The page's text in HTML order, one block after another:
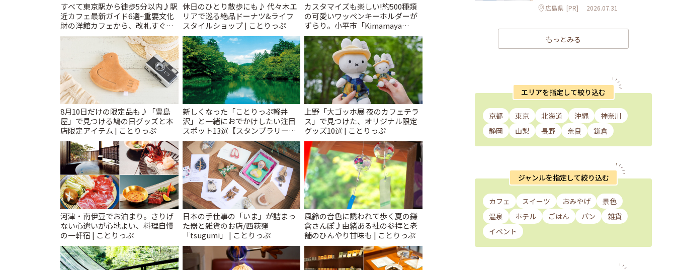
すべて東京駅から徒歩5分以内♪駅
近カフェ最新ガイド6選~重要文化
財の洋館カフェから、改札すぐの
レトロ喫茶まで~ | ことりっぷ
休日のひとり散歩にも♪ 代々木エ
リアで巡る絶品ドーナツ&ライフ
スタイルショップ | ことりっぷ
カスタマイズも楽しい!約500種類
の可愛いワッペンキーホルダーが
ずらり。小平市「Kimamaya
T&K」 | ことりっぷ
8月10日だけの限定品も♪「豊島
屋」で見つける鳩の日グッズと本
店限定アイテム | ことりっぷ
新しくなった「ことりっぷ軽井
沢」と一緒におでかけしたい注目
スポット13選【スタンプラリー開
催中】 | ことりっぷ
上野「大ゴッホ展 夜のカフェテラ
ス」で見つけた、オリジナル限定
グッズ10選 | ことりっぷ
河津・南伊豆でお泊まり。さりげ
ない心遣いが心地よい、料理自慢
の一軒宿 | ことりっぷ
日本の手仕事の「いま」が詰まっ
た器と雑貨のお店/西荻窪
「tsugumi」 | ことりっぷ
風鈴の音色に誘われて歩く夏の鎌
倉さんぽ♪由緒ある社の参拝と老
舗のひんやり甘味も | ことりっぷ
広島県 [PR] 2026.07.31
もっとみる
エリアを指定して絞り込む
京都 東京 北海道 沖縄
神奈川
静岡
山梨 長野 奈良 鎌倉
ジャンルを指定して絞り込む
カフェ スイーツ おみやげ
景色
温泉
ホテル ごはん パン
雑貨
イベント